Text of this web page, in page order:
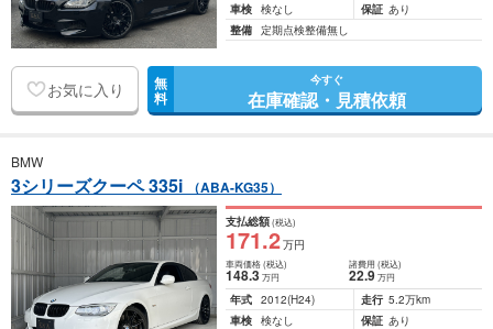
車検 検なし 保証 あり
整備 定期点検整備無し
お気に入り 無
料
今すぐ
在庫確認・見積依頼
BMW
3シリーズクーペ 335i （ABA-KG35）
支払総額(税込)
171.2万円
車両価格(税込)
148.3万円
諸費用 (税込)
22.9 万円
年式 2012(H24) 走行 5.2万km
車検 検なし 保証 あり